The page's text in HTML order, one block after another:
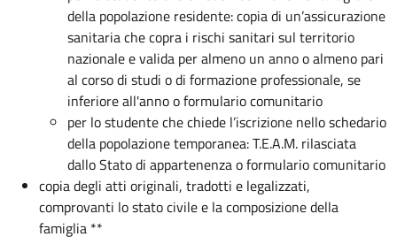
della popolazione residente: copia di un’assicurazione
sanitaria che copra i rischi sanitari sul territorio
nazionale e valida per almeno un anno o almeno pari
al corso di studi o di formazione professionale, se
inferiore all'anno o formulario comunitario
per lo studente che chiede l’iscrizione nello schedario
della popolazione temporanea: T.E.A.M. rilasciata
dallo Stato di appartenenza o formulario comunitario
copia degli atti originali, tradotti e legalizzati,
comprovanti lo stato civile e la composizione della
famiglia **